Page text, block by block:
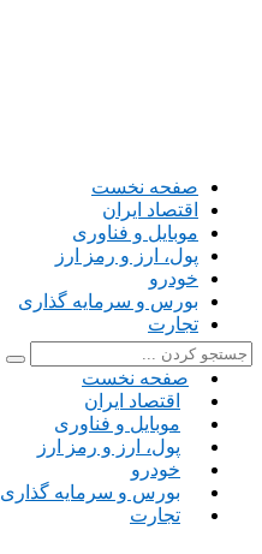
صفحه نخست
اقتصاد ایران
موبایل و فناوری
پول، ارز و رمز ارز
خودرو
بورس و سرمایه گذاری
تجارت
صفحه نخست
اقتصاد ایران
موبایل و فناوری
پول، ارز و رمز ارز
خودرو
بورس و سرمایه گذاری
تجارت